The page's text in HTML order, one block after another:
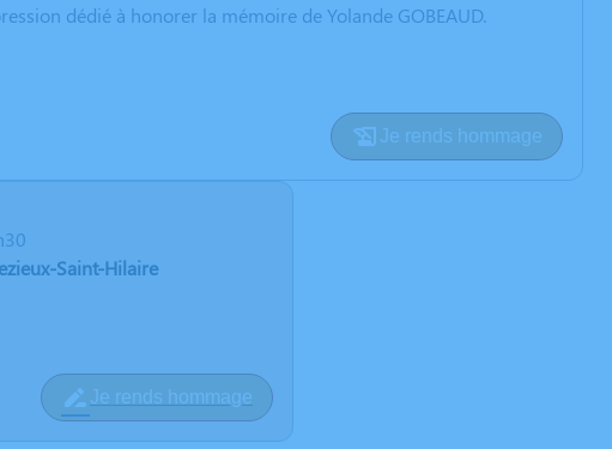
dédié à honorer la mémoire de Yolande GOBEAUD.
Je rends hommage
Saint-Hilaire
Je rends hommage